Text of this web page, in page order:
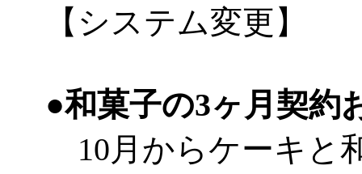
【システム変更】
●和菓子の3ヶ月契約
10月からケーキと